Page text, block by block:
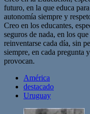
futuro, en la que educa
autonomía siempre y
Creo en los educantes,
seguros de nada, en los
reinventarse cada día, sin
siempre, en cada pregunta
provocan.
América
destacado
Uruguay